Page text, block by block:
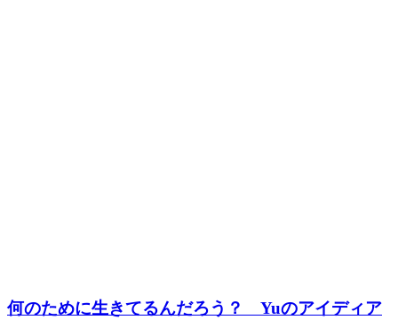
何のために生きてるんだろう？ Yuのアイディア